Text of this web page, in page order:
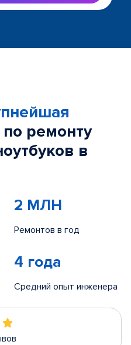
по ремонту
в
2 МЛН
Ремонтов в год
4 года
Средний опыт инженера